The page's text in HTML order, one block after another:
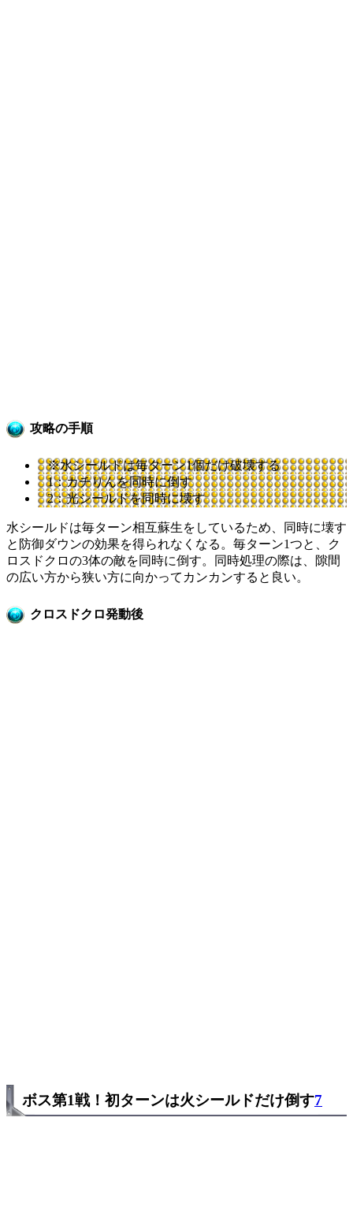
攻略の手順
※水シールドは毎ターン1個だけ破壊する
1：カチりんを同時に倒す
2：光シールドを同時に壊す
水シールドは毎ターン相互蘇生をしているため、同時に壊す
と防御ダウンの効果を得られなくなる。毎ターン1つと、ク
ロスドクロの3体の敵を同時に倒す。同時処理の際は、隙間
の広い方から狭い方に向かってカンカンすると良い。
クロスドクロ発動後
ボス第1戦！初ターンは火シールドだけ倒す7